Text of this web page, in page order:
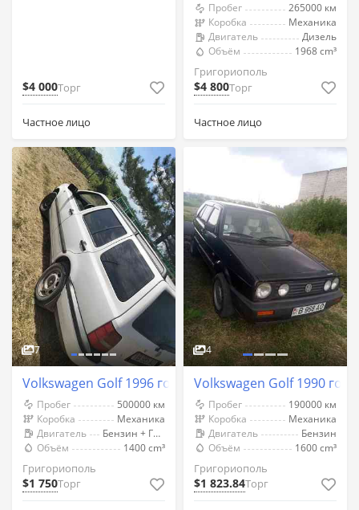
$4 000Торг
Частное лицо
Пробег
265000 км
Коробка
Механика
Двигатель
Дизель
Объём
1968 cm³
Григориополь
$4 800Торг
Частное лицо
7
Volkswagen Golf 1996 год Григориополь
Пробег
500000 км
Коробка
Механика
Двигатель
Бензин + Газ (Метан)
Объём
1400 cm³
Григориополь
$1 750Торг
4
Volkswagen Golf 1990 год
Пробег
190000 км
Коробка
Механика
Двигатель
Бензин
Объём
1600 cm³
Григориополь
$1 823.84Торг